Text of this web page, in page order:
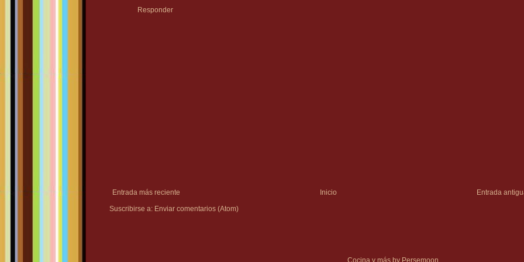
Responder
Entrada más reciente Entrada
Inicio
Suscribirse a: Enviar comentarios (Atom)